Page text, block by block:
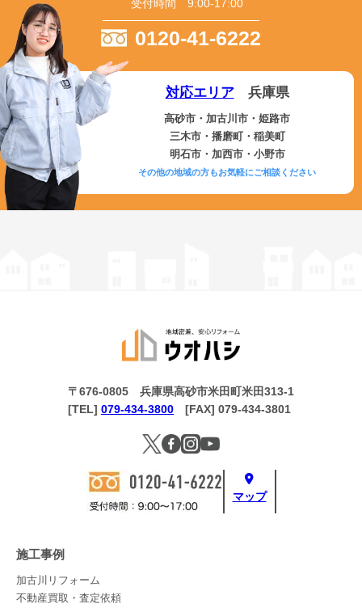
受付時間 9:00-17:00
0120-41-6222
対応エリア兵庫県
高砂市・加古川市・姫路市
三木市・播磨町・稲美町
明石市・加西市・小野市
その他の地域の方もお気軽にご相談ください
マップ
〒676-0805 兵庫県高砂市米田町米田313-1
[TEL] 079-434-3800 [FAX] 079-434-3801
施工事例
加古川リフォーム
不動産買取・査定依頼